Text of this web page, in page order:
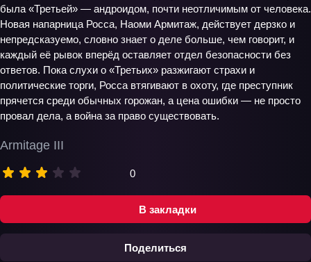
В закладки
Поделиться
Armitage III
0
была «Третьей» — андроидом, почти неотличимым от человека.
Новая напарница Росса, Наоми Армитаж, действует дерзко и
непредсказуемо, словно знает о деле больше, чем говорит, и
каждый её рывок вперёд оставляет отдел безопасности без
ответов. Пока слухи о «Третьих» разжигают страхи и
политические торги, Росса втягивают в охоту, где преступник
прячется среди обычных горожан, а цена ошибки — не просто
провал дела, а война за право существовать.